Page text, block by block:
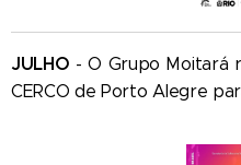
JULHO - O Grupo Moitará
CERCO de Porto Alegre